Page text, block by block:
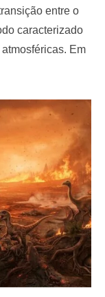
entre o
caracterizado
Em